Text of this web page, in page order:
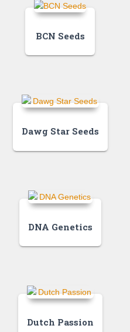
BCN Seeds
Dawg Star Seeds
DNA Genetics
Dutch Passion